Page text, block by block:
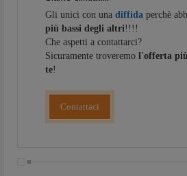
Gli unici con unadiffida perchè
più bassi degli altri!!!!
Che aspetti a contattarci?
Sicuramente troveremol'offerta
te!
Contattaci